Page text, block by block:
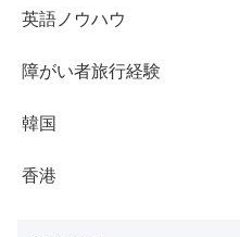
英語ノウハウ
障がい者旅行経験
韓国
香港